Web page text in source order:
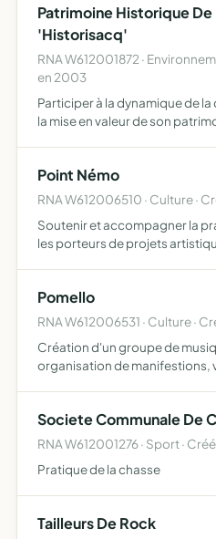
Patrimoine Historique
'Historisacq'
RNA W612001872 ·
en 2003
Participer à la dynamique de
la mise en valeur de son
Point Némo
RNA W612006510 · Culture ·
Soutenir et accompagner la
les porteurs de projets
Pomello
RNA W612006531 · Culture ·
Création d'un groupe de
organisation de manifestions,
Societe Communale De
RNA W612001276 · Sport ·
Pratique de la chasse
Tailleurs De Rock